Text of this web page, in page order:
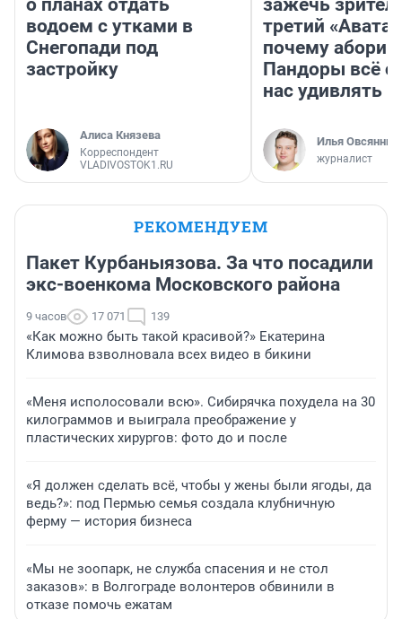
о планах отдать
водоем с утками в
Снегопади под
застройку
Алиса Князева
Корреспондент
VLADIVOSTOK1.RU
зажечь
третий
почему
Пандоры всё
нас удивлять
Илья
журналист
РЕКОМЕНДУЕМ
Пакет Курбаныязова. За что посадили
экс-военкома Московского района
9 часов 17 071 139
«Как можно быть такой красивой?» Екатерина
Климова взволновала всех видео в бикини
«Меня исполосовали всю». Сибирячка похудела на 30
килограммов и выиграла преображение у
пластических хирургов: фото до и после
«Я должен сделать всё, чтобы у жены были ягоды, да
ведь?»: под Пермью семья создала клубничную
ферму — история бизнеса
«Мы не зоопарк, не служба спасения и не стол
заказов»: в Волгограде волонтеров обвинили в
отказе помочь ежатам